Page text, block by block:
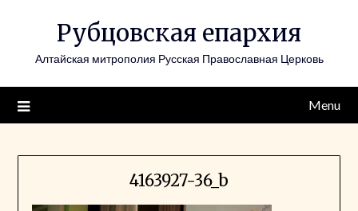
Рубцовская епархия
Алтайская митрополия Русская Православная Церковь
Menu
4163927-36_b